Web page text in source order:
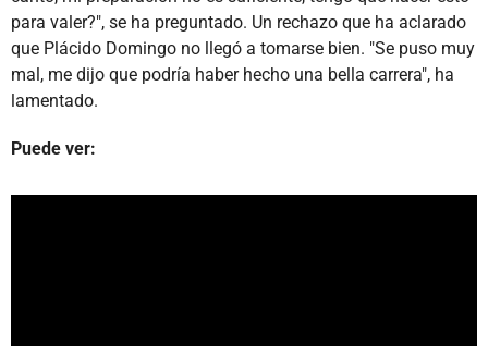
para valer?", se ha preguntado. Un rechazo que ha aclarado
que Plácido Domingo no llegó a tomarse bien. "Se puso muy
mal, me dijo que podría haber hecho una bella carrera", ha
lamentado.
Puede ver: